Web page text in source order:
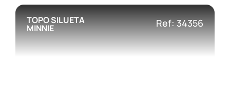
TOPO SILUETA
MINNIE Ref: 34356